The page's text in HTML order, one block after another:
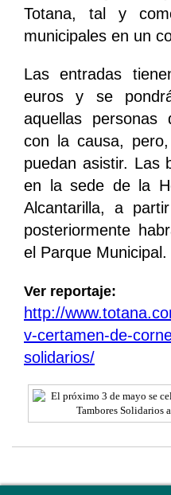
Totana, tal y
municipales en un
Las entradas
euros y se
aquellas personas
con la causa,
puedan asistir. Las
en la sede de la
Alcantarilla, a
posteriormente
el Parque Municipal.
Ver reportaje:
http://
v-certamen-de-
solidarios/